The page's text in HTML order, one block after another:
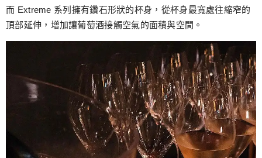
而 Extreme 系列擁有鑽石形狀的杯身，從杯身最寬處往縮窄的
頂部延伸，增加讓葡萄酒接觸空氣的面積與空間。